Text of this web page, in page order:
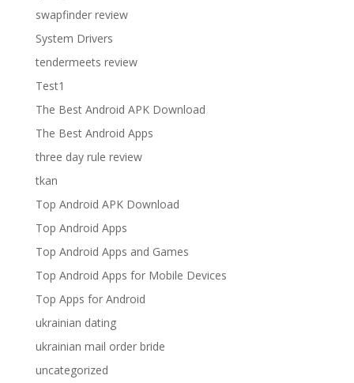
swapfinder review
System Drivers
tendermeets review
Test1
The Best Android APK Download
The Best Android Apps
three day rule review
tkan
Top Android APK Download
Top Android Apps
Top Android Apps and Games
Top Android Apps for Mobile Devices
Top Apps for Android
ukrainian dating
ukrainian mail order bride
uncategorized